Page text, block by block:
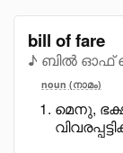
bill of fare
♪ ബിൽ ഓഫ്
noun (നാമം)
മെനു,